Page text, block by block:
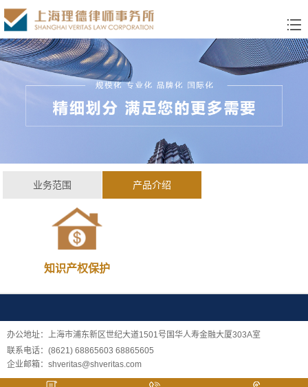
业务范围 产品介绍
知识产权保护
办公地址：上海市浦东新区世纪大道1501号国华人寿金融大厦303A室
联系电话：(8621) 68865603 68865605
企业邮箱：shveritas@shveritas.com